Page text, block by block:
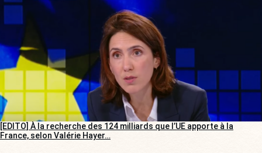
[EDITO] À la recherche des 124 milliards que l’UE apporte à la
France, selon Valérie Hayer…